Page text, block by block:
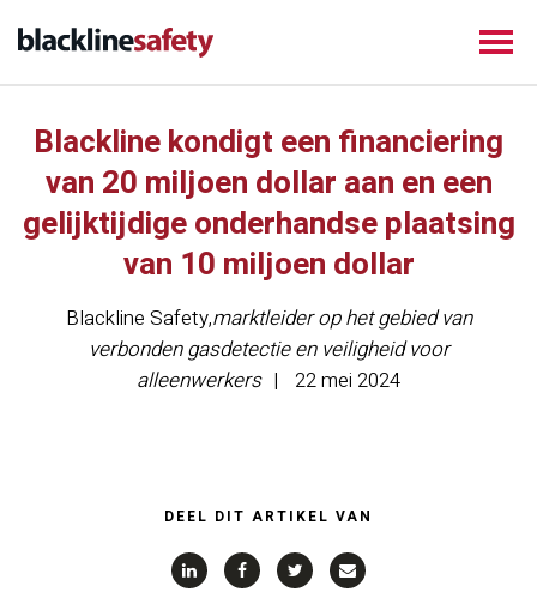
Blackline kondigt een financiering
van 20 miljoen dollar aan en een
gelijktijdige onderhandse plaatsing
van 10 miljoen dollar
Blackline Safety,marktleider op het gebied van
verbonden gasdetectie en veiligheid voor
alleenwerkers
22 mei 2024
DEEL DIT ARTIKEL VAN